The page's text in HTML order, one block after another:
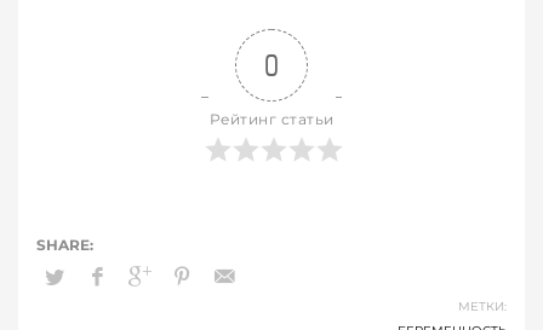
0
Рейтинг статьи
МЕТКИ: